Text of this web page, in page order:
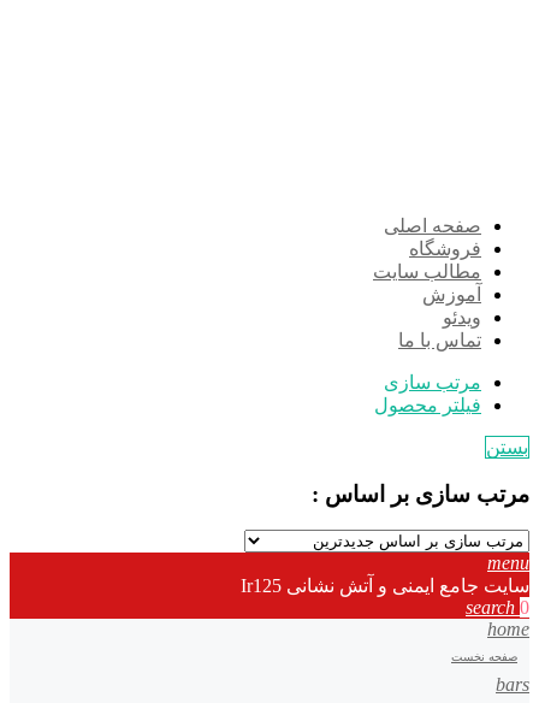
صفحه اصلی
فروشگاه
مطالب سایت
آموزش
ویدئو
تماس با ما
مرتب سازی
فیلتر محصول
بستن
مرتب سازی بر اساس :
menu
سایت جامع ایمنی و آتش نشانی Ir125
search 0
home
صفحه نخست
bars